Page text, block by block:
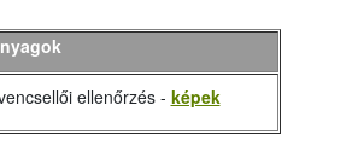
ellenőrzés - képek